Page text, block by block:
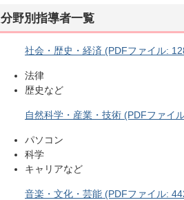
分野別指導者一覧
社会・歴史・経済 (PDFファイル:
法律
歴史など
自然科学・産業・技術 (PDFファイ
パソコン
科学
キャリアなど
音楽・文化・芸能 (PDFファイル: